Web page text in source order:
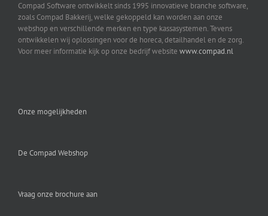
Compad Software ontwikkelt sinds 1995 innovatieve branche software,
zoals Compad Bakkerij, welke gekoppeld kan worden aan onze
webshop en verschillende merken en type kassasystemen. Tevens
ontwikkelen wij oplossingen voor de horeca, detailhandel en de zorg.
Voor meer informatie kijk op onze bedrijf website www.compad.nl
Onze mogelijkheden
De Compad Webshop
Vraag onze brochure aan